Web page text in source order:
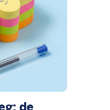
de